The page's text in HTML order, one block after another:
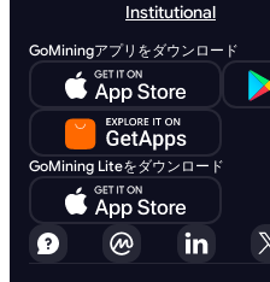
Institutional
GoMiningアプリをダウンロード
GoMining Liteをダウンロード